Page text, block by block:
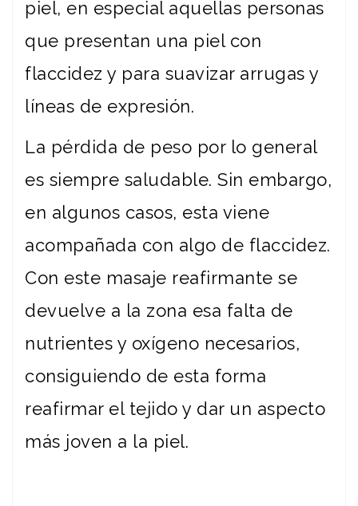
piel, en especial aquellas personas
que presentan una piel con
flaccidez y para suavizar arrugas y
líneas de expresión.
La pérdida de peso por lo general
es siempre saludable. Sin embargo,
en algunos casos, esta viene
acompañada con algo de flaccidez.
Con este masaje reafirmante se
devuelve a la zona esa falta de
nutrientes y oxígeno necesarios,
consiguiendo de esta forma
reafirmar el tejido y dar un aspecto
más joven a la piel.